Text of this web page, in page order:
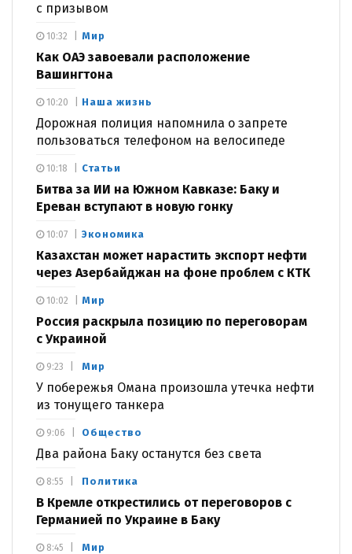
с призывом
Мир
Как ОАЭ завоевали расположение
Вашингтона
10:32
Наша жизнь
Дорожная полиция напомнила о запрете
пользоваться телефоном на велосипеде
10:20
Статьи
Битва за ИИ на Южном Кавказе: Баку и
Ереван вступают в новую гонку
10:18
Экономика
Казахстан может нарастить экспорт нефти
через Азербайджан на фоне проблем с КТК
10:07
Мир
Россия раскрыла позицию по переговорам
с Украиной
10:02
Мир
У побережья Омана произошла утечка нефти
из тонущего танкера
9:23
Общество
Два района Баку останутся без света
9:06
Политика
В Кремле открестились от переговоров с
Германией по Украине в Баку
8:55
Мир
8:45